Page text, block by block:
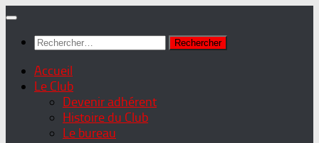
Skip
contentRechercher :
Accueil
Le Club
Devenir adhérent
Histoire du Club
Le bureau